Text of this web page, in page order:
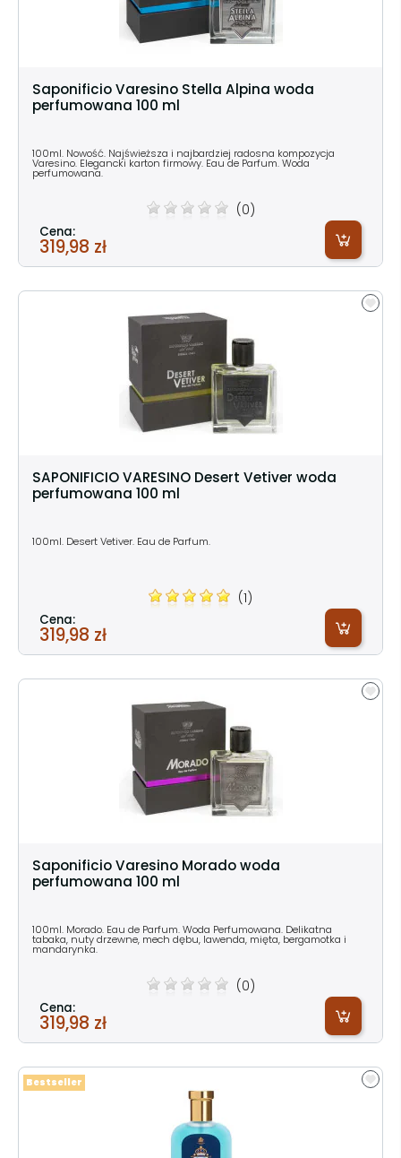
Saponificio Varesino Stella Alpina woda
perfumowana 100 ml
100ml. Nowość. Najświeższa i najbardziej radosna kompozycja
Varesino. Elegancki karton firmowy. Eau de Parfum. Woda
perfumowana.
(0)
Cena:
319,98 zł
SAPONIFICIO VARESINO Desert Vetiver woda
perfumowana 100 ml
100ml. Desert Vetiver. Eau de Parfum.
(1)
Cena:
319,98 zł
Saponificio Varesino Morado woda
perfumowana 100 ml
100ml. Morado. Eau de Parfum. Woda Perfumowana. Delikatna
tabaka, nuty drzewne, mech dębu, lawenda, mięta, bergamotka i
mandarynka.
(0)
Cena:
319,98 zł
Bestseller